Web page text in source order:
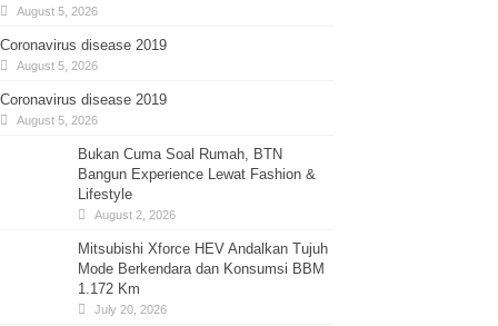
August 5, 2026
Coronavirus disease 2019
August 5, 2026
Coronavirus disease 2019
August 5, 2026
Bukan Cuma Soal Rumah, BTN
Bangun Experience Lewat Fashion &
Lifestyle
August 2, 2026
Mitsubishi Xforce HEV Andalkan Tujuh
Mode Berkendara dan Konsumsi BBM
1.172 Km
July 20, 2026